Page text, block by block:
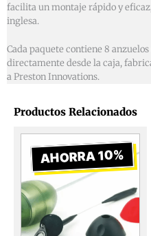
facilita un montaje rápido y
inglesa.
Cada paquete contiene 8
directamente desde la caja,
a Preston Innovations.
Productos Relacionados
AHORRA 10%
El
precio
original
€17,99.
El
es: